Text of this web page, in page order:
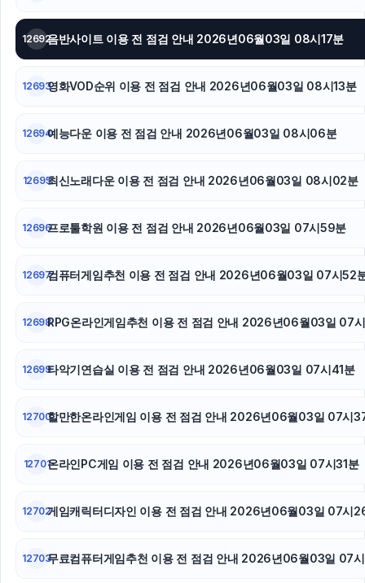
광교피부과
인천하수구막힘
마포구하수구막힘
12692음반사이트 이용 전 점검 안내 2026년06월03일 08시17분
12693영화VOD순위 이용 전 점검 안내 2026년06월03일 08시13분
12694예능다운 이용 전 점검 안내 2026년06월03일 08시06분
12695최신노래다운 이용 전 점검 안내 2026년06월03일 08시02분
12696프로툴학원 이용 전 점검 안내 2026년06월03일 07시59분
12697컴퓨터게임추천 이용 전 점검 안내 2026년06월03일 07시52
12698RPG온라인게임추천 이용 전 점검 안내 2026년06월03일 07
12699타악기연습실 이용 전 점검 안내 2026년06월03일 07시41분
12700할만한온라인게임 이용 전 점검 안내 2026년06월03일 07시
12701온라인PC게임 이용 전 점검 안내 2026년06월03일 07시31분
12702게임캐릭터디자인 이용 전 점검 안내 2026년06월03일 07시
12703무료컴퓨터게임추천 이용 전 점검 안내 2026년06월03일 07